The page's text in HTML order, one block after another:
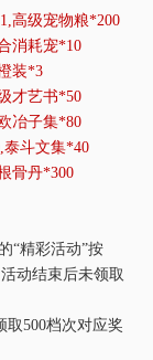
高级宠物粮*200
消耗宠*10
装*3
才艺书*50
冶子集*80
泰斗文集*40
骨丹*300
“精彩活动”按
动结束后未领取
取500档次对应奖